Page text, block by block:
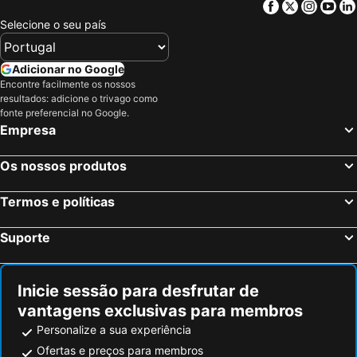
Viena, Viena Hotéis
Bratislava, Região de Bratislava Hotéis
Schwechat, Baixa Áustria Hotéis
Vösendorf, Baixa Áustria Hotéis
Wiener Neudorf, Baixa Áustria Hotéis
Krems an der Donau, Baixa Áustria Hotéis
Insbruck, Tirol Hotéis
Hallstatt, Alta Áustria Hotéis
Ischgl, Tirol Hotéis
Facebook
Twitter
Selecione o seu país
Adicionar no Google
Encontre facilmente os nossos
resultados: adicione o trivago como
fonte preferencial no Google.
Empresa
Os nossos produtos
Termos e políticas
Suporte
Inicie sessão para desfrutar de
vantagens exclusivas para membros
Personalize a sua experiência
Ofertas e preços para membros